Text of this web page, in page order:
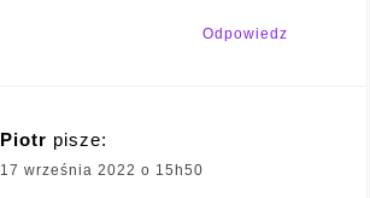
Odpowiedz
Piotr pisze:
17 września 2022 o 15h50